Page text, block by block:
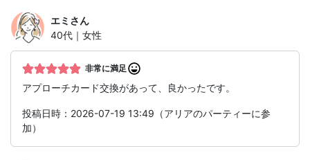
エミ さん
40代｜女性
非常に満足
アプローチカード交換があって、良かったです。
投稿日時：2026-07-19 13:49（アリアのパーティーに参
加）